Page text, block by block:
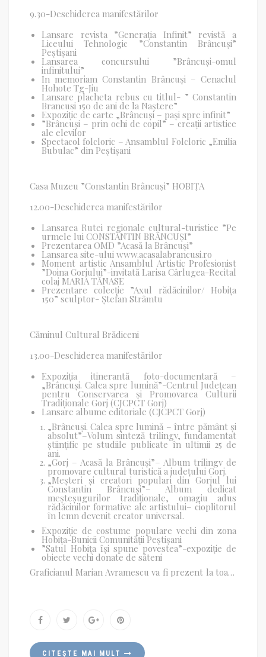
9.30-Deschiderea manifestărilor
Lansare revista ”Generația Infinit” revistă a
Liceului Tehnologic ”Constantin Brâncuși”
Peștișani
Lansarea concursului ”Brâncuși-omul
infinitului”
In memoriam Constantin Brâncuși – Cenaclul
Hohote Tg-Jiu
Lansare placheta rebus cu titlul- ” Constantin
Brancusi 150 de ani de la Naștere”
Expoziție de carte „Brâncuși – pași spre infinit”
”Brâncuși – prin ochi de copil” – creații artistice
ale elevilor
Spectacol folcloric – Ansamblul Folcloric „Emilia
Bubulac” din Peștișani
Casa Muzeu ”Constantin Brâncuși” HOBIȚA
12.00-Deschiderea manifestărilor
Lansarea Rutei regionale cultural-turistice ”Pe
urmele lui CONSTANTIN BRÂNCUȘI”
Prezentarea OMD ”Acasă la Brâncuși”
Lansarea site-ului www.acasalabrancusi.ro
Moment artistic Ansamblul Artistic Profesionist
”Doina Gorjului”-invitată Larisa Cârlugea-Recital
colaj MARIA TĂNASE
Prezentare colecție ”Axul rădăcinilor/ Hobița
150” sculptor- Ștefan Strâmtu
Căminul Cultural Brădiceni
13.00-Deschiderea manifestărilor
Expoziția itinerantă foto-documentară –
„Brâncuși. Calea spre lumină”-Centrul Județean
pentru Conservarea și Promovarea Culturii
Tradiționale Gorj (CJCPCT Gorj)
Lansare albume editoriale (CJCPCT Gorj)
„Brâncuși. Calea spre lumină – între pământ și
absolut”–Volumsinteză trilingv, fundamentat
științific pe studiile publicate în ultimii 25 de
ani.
„Gorj – Acasă la Brâncuși”– Album trilingv de
promovare cultural turistică a județului Gorj.
„Meșteri și creatori populari din Gorjul lui
Constantin Brâncuși”–Albumdedicat
meșteșugurilor tradiționale, omagiu adus
rădăcinilor formative ale artistului– cioplitorul
în lemn devenit creator universal.
Expoziție de costume populare vechi din zona
Hobița-Bunicii Comunității Peștișani
”Satul Hobița își spune povestea”-expoziție de
obiecte vechi donate de săteni
Graficianul Marian Avramescu va fi prezent la toate
CITEȘTE MAI MULT